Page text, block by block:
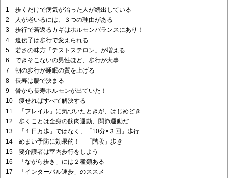
1 歩くだけで病気が治った人が続出している
2 人が老いるには、３つの理由がある
3 歩行で若返るカギはホルモンバランスにあり！
4 遺伝子は歩行で変えられる
5 若さの味方「テストステロン」が増える
6 できそこないの男性ほど、歩行が大事
7 朝の歩行が睡眠の質を上げる
8 長寿は腸で決まる
9 骨から長寿ホルモンが出ていた！
10 痩せればすべて解決する
11 「フレイル」に気づいたときが、はじめどき
12 歩くことは全身の筋肉運動、関節運動だ
13 「１日万歩」ではなく、「10分×３回」歩行
14 めまい予防に効果的！ 「階段」歩き
15 要介護者は室内歩行をしよう
16 「ながら歩き」には２種類ある
17 「インターバル速歩」のススメ